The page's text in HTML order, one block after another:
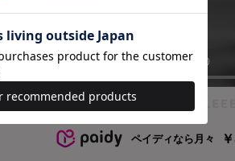
00:03/01:00
ペイディなら月々